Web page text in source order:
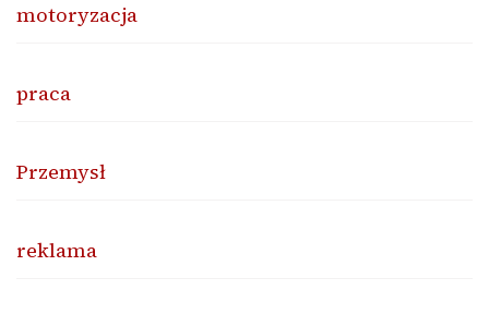
motoryzacja
praca
Przemysł
reklama